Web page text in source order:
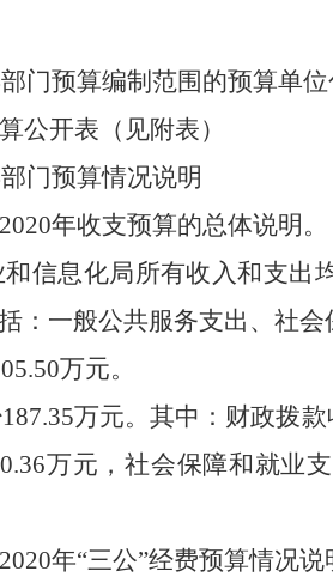
门预算编制范围的预算单
公开表（见附表）
门预算情况说明
年收支预算的总体说明。
信息化局所有收入和支出
：一般公共服务支出、社
万元。
万元。其中：财政拨
万元，社会保障和就业
年“三公”经费预算情况说